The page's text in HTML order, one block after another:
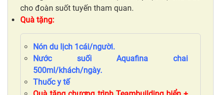
cho đoàn suốt tuyến tham quan.
Quà tặng:
Nón du lịch 1cái/người.
Nước suối Aquafina chai
500ml/khách/ngày.
Thuốc y tế